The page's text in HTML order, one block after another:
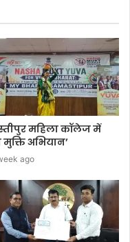
महिला कॉलेज में
अभियान’
ago